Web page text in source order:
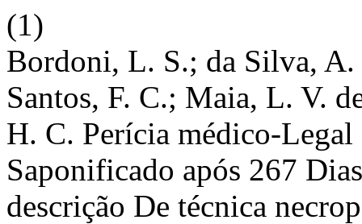
(1)
Bordoni, L. S.; da Silva,
Santos, F. C.; Maia, L. V.
H. C. Perícia médico-
Saponificado após 267
descrição De técnica